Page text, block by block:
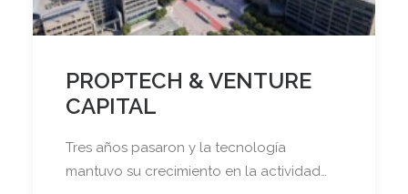
Search
PROPTECH & VENTURE
CAPITAL
Tres años pasaron y la tecnología
mantuvo su crecimiento en la actividad…